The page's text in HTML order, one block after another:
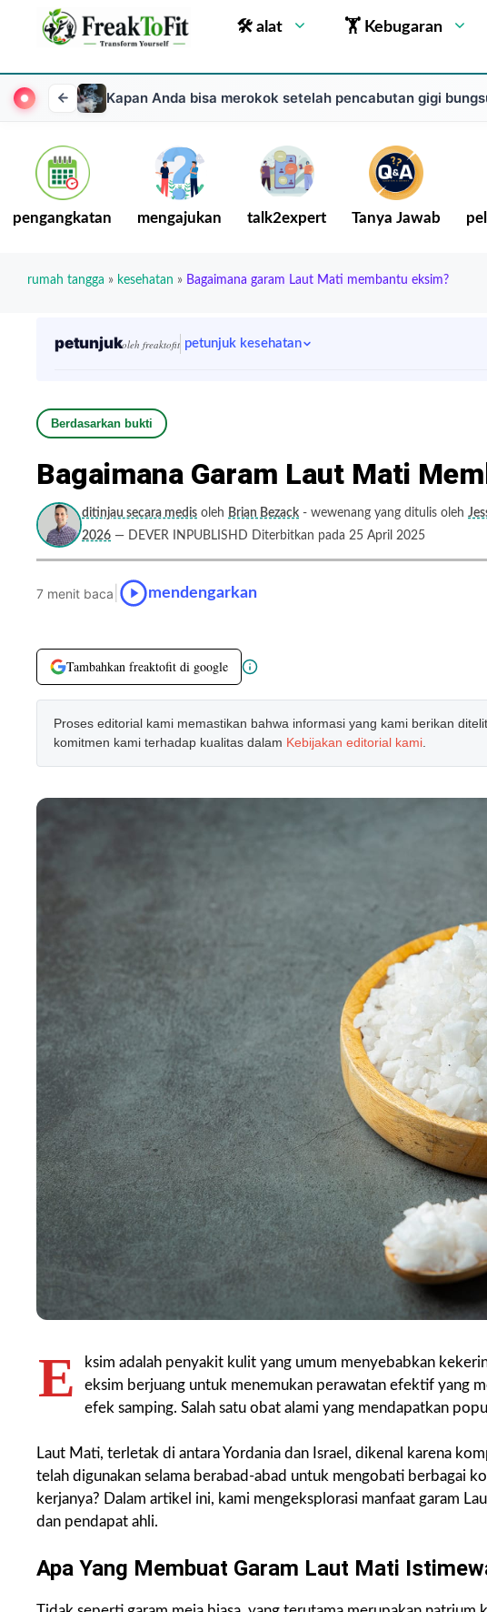
🛠 alat 🏋 Kebugaran
Kapan Anda bisa merokok setelah pencabutan gigi
pengangkatan mengajukan talk2expert Tanya Jawab
rumah tangga » kesehatan » Bagaimana garam Laut Mati membantu eksim?
petunjukoleh freaktofit petunjuk kesehatan
Berdasarkan bukti
Bagaimana Garam Laut Mati
ditinjau secara medis oleh Brian Bezack - wewenang yang ditulis oleh
2026 — DEVER INPUBLISHD Diterbitkan pada 25 April 2025
7 menit baca mendengarkan
Tambahkan freaktofit di google
Proses editorial kami memastikan bahwa informasi yang kami berikan
komitmen kami terhadap kualitas dalam Kebijakan editorial kami
E
ksim adalah penyakit kulit yang umum menyebabkan
eksim berjuang untuk menemukan perawatan efektif yang
efek samping. Salah satu obat alami yang mendapatkan
Laut Mati, terletak di antara Yordania dan Israel, dikenal karena
telah digunakan selama berabad-abad untuk mengobati berbagai
kerjanya? Dalam artikel ini, kami mengeksplorasi manfaat garam
dan pendapat ahli.
Apa Yang Membuat Garam Laut Mati